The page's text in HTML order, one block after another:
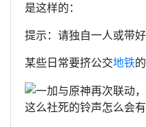
是这样的：
提示：请独自一人或带
某些日常要挤公交地铁
这么社死的铃声怎么会有